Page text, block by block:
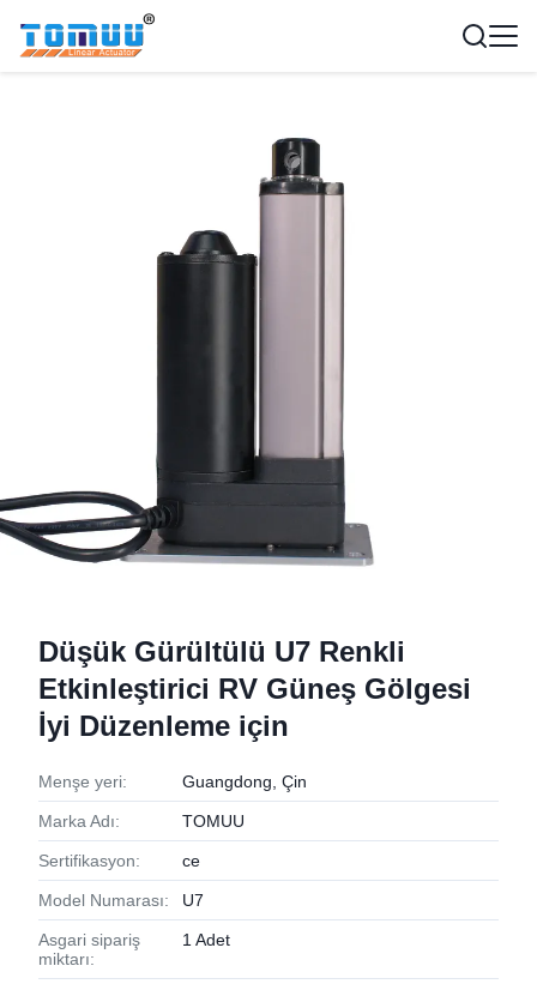
Düşük Gürültülü U7 Renkli
Etkinleştirici RV Güneş Gölgesi
İyi Düzenleme için
Menşe yeri: Guangdong, Çin
Marka Adı: TOMUU
Sertifikasyon: ce
Model Numarası: U7
Asgari sipariş
miktarı:
1 Adet